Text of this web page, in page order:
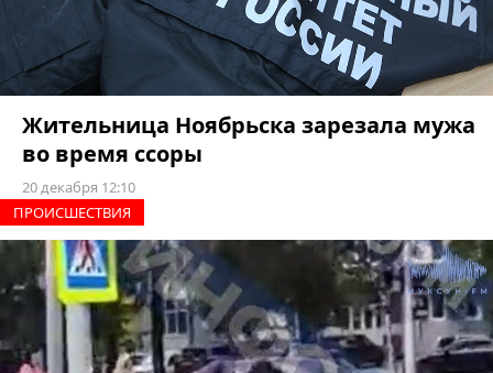
Жительница Ноябрьска зарезала мужа
во время ссоры
20 декабря 12:10
ПРОИCШЕСТВИЯ